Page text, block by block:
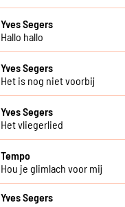
Yves Segers
Hallo hallo
Yves Segers
Het is nog niet voorbij
Yves Segers
Het vliegerlied
Tempo
Hou je glimlach voor mij
Yves Segers